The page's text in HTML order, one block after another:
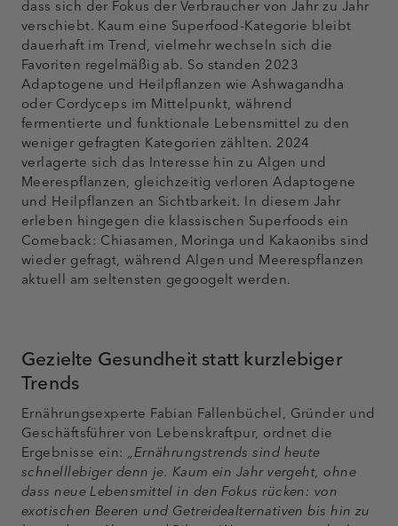
dass sich der Fokus der Verbraucher von Jahr zu Jahr
verschiebt. Kaum eine Superfood-Kategorie bleibt
dauerhaft im Trend, vielmehr wechseln sich die
Favoriten regelmäßig ab. So standen 2023
Adaptogene und Heilpflanzen wie Ashwagandha
oder Cordyceps im Mittelpunkt, während
fermentierte und funktionale Lebensmittel zu den
weniger gefragten Kategorien zählten. 2024
verlagerte sich das Interesse hin zu Algen und
Meerespflanzen, gleichzeitig verloren Adaptogene
und Heilpflanzen an Sichtbarkeit. In diesem Jahr
erleben hingegen die klassischen Superfoods ein
Comeback: Chiasamen, Moringa und Kakaonibs sind
wieder gefragt, während Algen und Meerespflanzen
aktuell am seltensten gegoogelt werden.
Gezielte Gesundheit statt kurzlebiger
Trends
Ernährungsexperte Fabian Fallenbüchel, Gründer und
Geschäftsführer von Lebenskraftpur, ordnet die
Ergebnisse ein:„Ernährungstrends sind heute
schnelllebiger denn je. Kaum ein Jahr vergeht, ohne
dass neue Lebensmittel in den Fokus rücken: von
exotischen Beeren und Getreidealternativen bis hin zu